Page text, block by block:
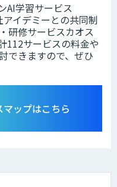
AI学習サービス
アイデミーとの共同制
研修サービスカオス
112サービスの料金や
できますので、ぜひ
ップはこちら